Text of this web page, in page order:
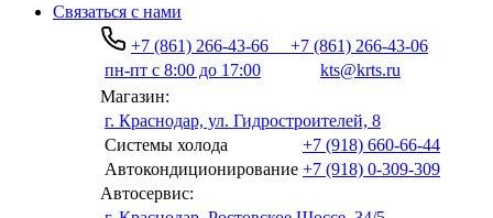
Связаться с нами
+7 (861) 266-43-66
+7 (861) 266-43-06
пн-пт с 8:00 до 17:00
kts@krts.ru
Магазин:
г. Краснодар, ул. Гидростроителей, 8
Системы холода
+7 (918) 660-66-44
Автокондиционирование +7 (918) 0-309-309
Автосервис: